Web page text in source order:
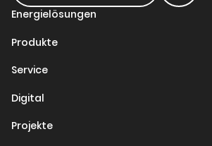
Energielösungen
Produkte
Service
Digital
Projekte